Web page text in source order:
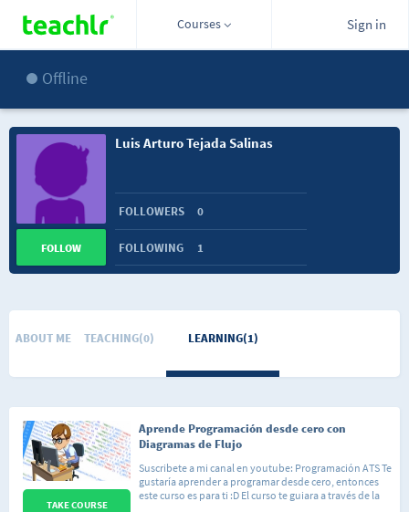
Courses Sign in
Offline
Luis Arturo Tejada Salinas
FOLLOWERS 0
FOLLOWING 1
FOLLOW
ABOUT ME TEACHING(0) LEARNING(1)
Aprende Programación desde cero con
Diagramas de Flujo
Suscribete a mi canal en youtube: Programación ATS Te
gustaría aprender a programar desde cero, entonces
este curso es para ti :D El curso te guiara a través de la
TAKE COURSE